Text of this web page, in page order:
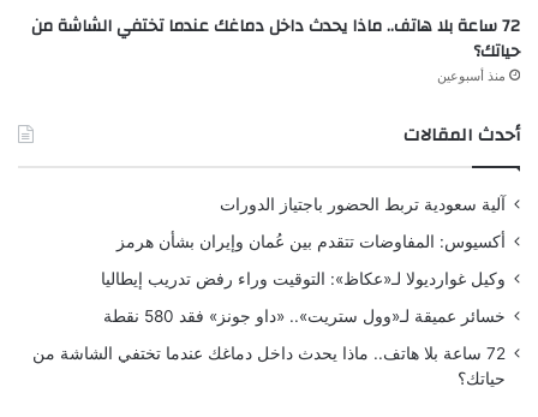
72 ساعة بلا هاتف.. ماذا يحدث داخل دماغك عندما تختفي الشاشة من
حياتك؟
منذ أسبوعين
أحدث المقالات
آلية سعودية تربط الحضور باجتياز الدورات
أكسيوس: المفاوضات تتقدم بين عُمان وإيران بشأن هرمز
وكيل غوارديولا لـ«عكاظ»: التوقيت وراء رفض تدريب إيطاليا
خسائر عميقة لـ«وول ستريت».. «داو جونز» فقد 580 نقطة
72 ساعة بلا هاتف.. ماذا يحدث داخل دماغك عندما تختفي الشاشة من
حياتك؟